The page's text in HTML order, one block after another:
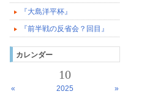
『大島洋平杯』
『前半戦の反省会？回目』
カレンダー
10
« 2025
»